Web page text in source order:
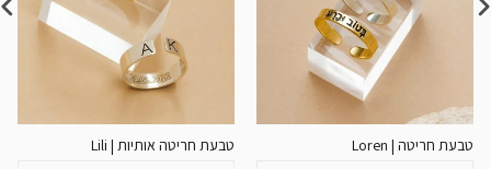
טבעת חריטה | Loren טבעת חריטה אותיות | Lili